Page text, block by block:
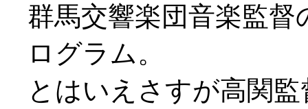
群馬交響楽団音楽監
ログラム。
とはいえさすが高関監